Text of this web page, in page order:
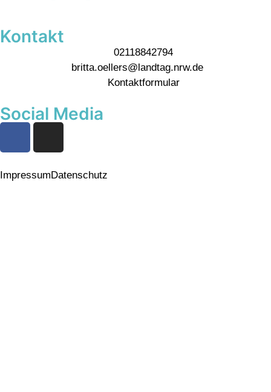
Kontakt
02118842794
britta.oellers@landtag.nrw.de
Kontaktformular
Social Media
Impressum Datenschutz